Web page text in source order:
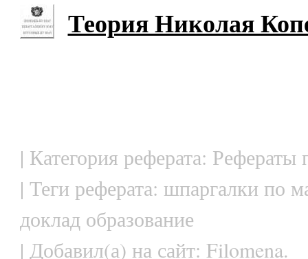
Теория Николая
| Категория реферата: Рефераты
| Теги реферата: шпаргалки по
доклад образование
| Добавил(а) на сайт: Filomena.